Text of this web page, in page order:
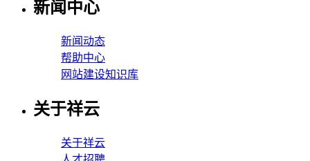
新闻中心
新闻动态
帮助中心
网站建设知识库
关于祥云
关于祥云